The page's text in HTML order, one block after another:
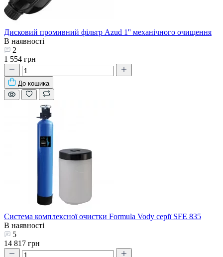
Дисковий промивний фільтр Azud 1'' механічного очищення
В наявності
2
1 554 грн
До кошика
Система комплексної очистки Formula Vody серії SFE 835
В наявності
5
14 817 грн